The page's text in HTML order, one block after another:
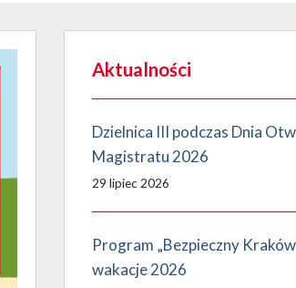
Aktualności
Dzielnica III podczas Dnia
Magistratu 2026
29 lipiec 2026
Program „Bezpieczny
wakacje 2026